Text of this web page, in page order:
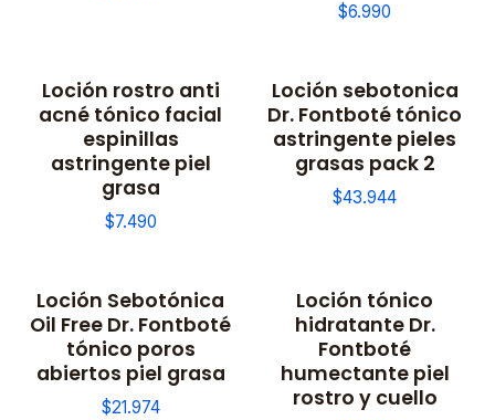
$6.990
Loción rostro anti
acné tónico facial
espinillas
astringente piel
grasa
$7.490
Loción sebotonica
Dr. Fontboté tónico
astringente pieles
grasas pack 2
$43.944
Loción Sebotónica
Oil Free Dr. Fontboté
tónico poros
abiertos piel grasa
$21.974
Loción tónico
hidratante Dr.
Fontboté
humectante piel
rostro y cuello